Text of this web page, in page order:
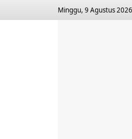
Minggu, 9 Agustus